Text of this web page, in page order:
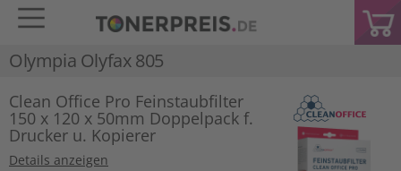
Olympia Olyfax 805
Clean Office Pro Feinstaubfilter
150 x 120 x 50mm Doppelpack f.
Drucker u. Kopierer
Details anzeigen